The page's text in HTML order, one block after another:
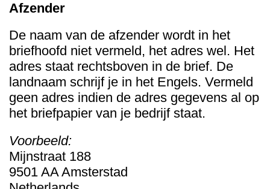
Afzender
De naam van de afzender wordt in het
briefhoofd niet vermeld, het adres wel. Het
adres staat rechtsboven in de brief. De
landnaam schrijf je in het Engels. Vermeld
geen adres indien de adres gegevens al op
het briefpapier van je bedrijf staat.
Voorbeeld:
Mijnstraat 188
9501 AA Amsterstad